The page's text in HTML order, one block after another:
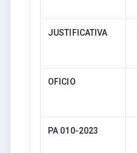
JUSTIFICATIVA
OFICIO
PA 010-2023